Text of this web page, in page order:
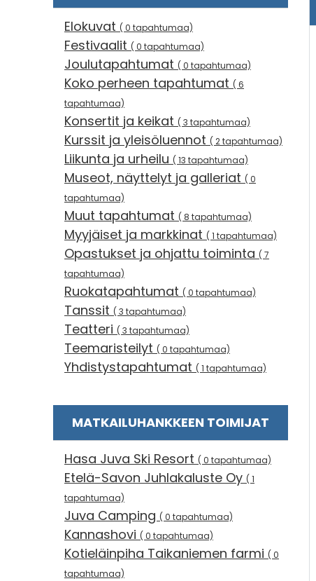
Elokuvat ( 0 tapahtumaa)
Festivaalit ( 0 tapahtumaa)
Joulutapahtumat ( 0 tapahtumaa)
Koko perheen tapahtumat ( 6
tapahtumaa)
Konsertit ja keikat ( 3 tapahtumaa)
Kurssit ja yleisöluennot ( 2 tapahtumaa)
Liikunta ja urheilu ( 13 tapahtumaa)
Museot, näyttelyt ja galleriat ( 0
tapahtumaa)
Muut tapahtumat ( 8 tapahtumaa)
Myyjäiset ja markkinat ( 1 tapahtumaa)
Opastukset ja ohjattu toiminta ( 7
tapahtumaa)
Ruokatapahtumat ( 0 tapahtumaa)
Tanssit ( 3 tapahtumaa)
Teatteri ( 3 tapahtumaa)
Teemaristeilyt ( 0 tapahtumaa)
Yhdistystapahtumat ( 1 tapahtumaa)
MATKAILUHANKKEEN TOIMIJAT
Hasa Juva Ski Resort ( 0 tapahtumaa)
Etelä-Savon Juhlakaluste Oy ( 1
tapahtumaa)
Juva Camping ( 0 tapahtumaa)
Kannashovi ( 0 tapahtumaa)
Kotieläinpiha Taikaniemen farmi ( 0
tapahtumaa)